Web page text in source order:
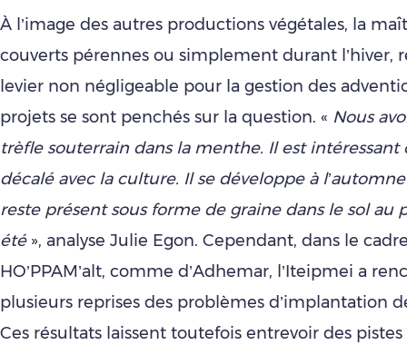
À l’image des autres productions végétales, la
couverts pérennes ou simplement durant l’hiver,
levier non négligeable pour la gestion des
projets se sont penchés sur la question. « Nous
trèfle souterrain dans la menthe. Il est intéressant
décalé avec la culture. Il se développe à
reste présent sous forme de graine dans le sol au
été », analyse Julie Egon. Cependant, dans le
HO’PPAM’alt, comme d’Adhemar, l’Iteipmei a
plusieurs reprises des problèmes d’implantation
Ces résultats laissent toutefois entrevoir des